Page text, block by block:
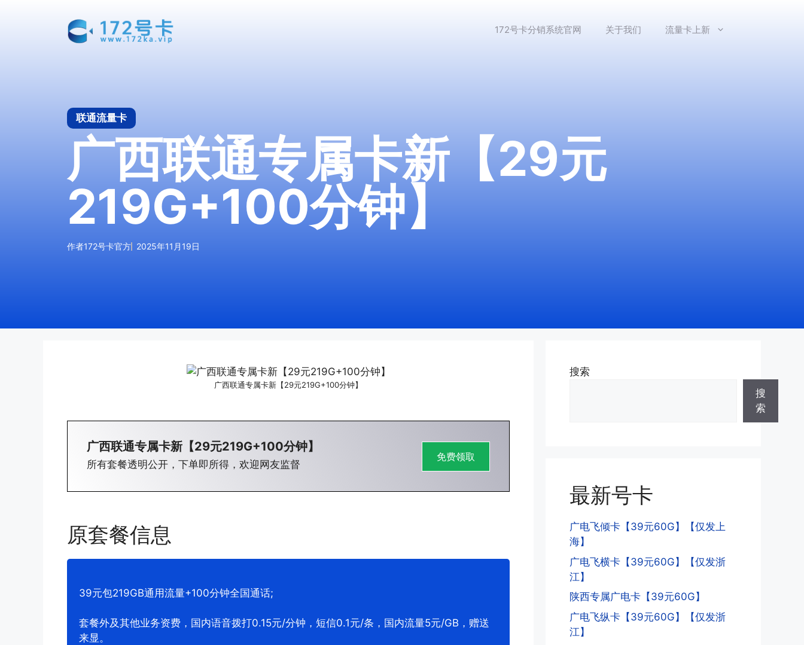
172号卡分销系统官网 关于我们 流量卡上新
联通流量卡
广西联通专属卡新【29元
219G+100分钟】
作者172号卡官方 2025年11月19日
广西联通专属卡新【29元219G+100分钟】
广西联通专属卡新【29元219G+100分钟】
所有套餐透明公开，下单即所得，欢迎网友监督
免费领取
原套餐信息
39元包219GB通用流量+100分钟全国通话;
套餐外及其他业务资费，国内语音拨打0.15元/分钟，短信0.1元/条，国内流量5元/GB，赠送
来显。
搜索
搜
索
最新号卡
广电飞倾卡【39元60G】【仅发上
海】
广电飞横卡【39元60G】【仅发浙
江】
陕西专属广电卡【39元60G】
广电飞纵卡【39元60G】【仅发浙
江】